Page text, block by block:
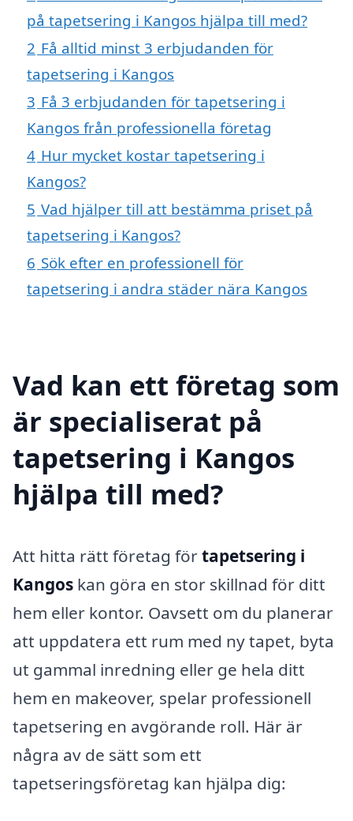
på tapetsering i Kangos hjälpa till med?
2 Få alltid minst 3 erbjudanden för
tapetsering i Kangos
3 Få 3 erbjudanden för tapetsering i
Kangos från professionella företag
4 Hur mycket kostar tapetsering i
Kangos?
5 Vad hjälper till att bestämma priset på
tapetsering i Kangos?
6 Sök efter en professionell för
tapetsering i andra städer nära Kangos
Vad kan ett företag som
är specialiserat på
tapetsering i Kangos
hjälpa till med?
Att hitta rätt företag förtapetsering i
Kangos kan göra en stor skillnad för ditt
hem eller kontor. Oavsett om du planerar
att uppdatera ett rum med ny tapet, byta
ut gammal inredning eller ge hela ditt
hem en makeover, spelar professionell
tapetsering en avgörande roll. Här är
några av de sätt som ett
tapetseringsföretag kan hjälpa dig: